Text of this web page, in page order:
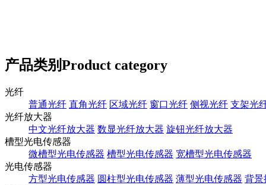
产品类别Product category
光纤
普通光纤 直角光纤 区域光纤 窗口光纤 侧视光纤 支架光
光纤放大器
中文光纤放大器 数显光纤放大器 旋钮光纤放大器
槽型光电传感器
微槽型光电传感器 槽型光电传感器 宽槽型光电传感器
光电传感器
方型光电传感器 圆柱型光电传感器 薄型光电传感器 背景